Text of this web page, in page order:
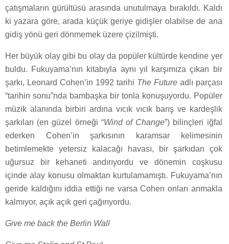
çatışmaların gürültüsü arasında unutulmaya bırakıldı. Kaldı
ki yazara göre, arada küçük geriye gidişler olabilse de ana
gidiş yönü geri dönmemek üzere çizilmişti.
Her büyük olay gibi bu olay da popüler kültürde kendine yer
buldu. Fukuyama’nın kitabıyla aynı yıl karşımıza çıkan bir
şarkı, Leonard Cohen’in 1992 tarihi The Futureadlı parçası
“tarihin sonu”nda bambaşka bir tonla konuşuyordu. Popüler
müzik alanında birbiri ardına vıcık vıcık barış ve kardeşlik
şarkıları (en güzel örneği “Wind of Change”) bilinçleri iğfal
ederken Cohen’in şarkısının karamsar kelimesinin
betimlemekte yetersiz kalacağı havası, bir şarkıdan çok
uğursuz bir kehaneti andırıyordu ve dönemin coşkusu
içinde alay konusu olmaktan kurtulamamıştı. Fukuyama’nın
geride kaldığını iddia ettiği ne varsa Cohen onları anmakla
kalmıyor, açık açık geri çağırıyordu.
Give me back the Berlin Wall